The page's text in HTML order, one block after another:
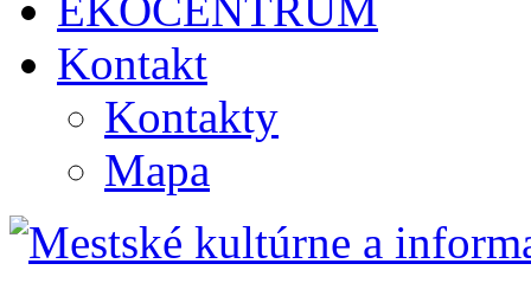
EKOCENTRUM
Kontakt
Kontakty
Mapa